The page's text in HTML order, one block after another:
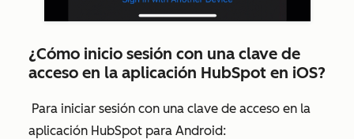
¿Cómo inicio sesión con una clave de
acceso en la aplicación HubSpot en iOS?
Para iniciar sesión con una clave de acceso en la
aplicación HubSpot para Android: